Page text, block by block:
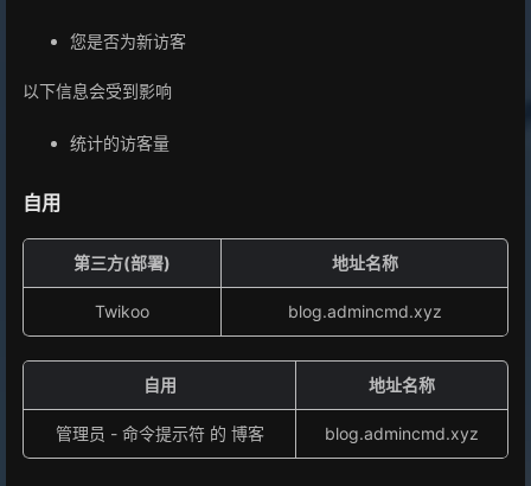
您是否为新访客
以下信息会受到影响
统计的访客量
自用
第三方(部署) 地址名称
Twikoo blog.admincmd.xyz
自用 地址名称
管理员 - 命令提示符 的 博客 blog.admincmd.xyz